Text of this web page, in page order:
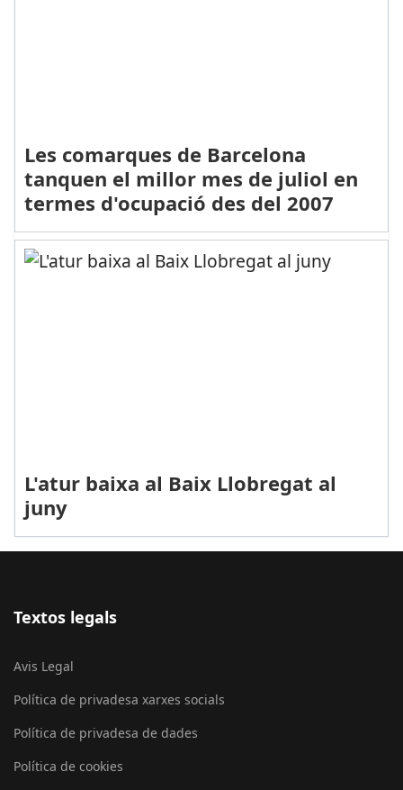
Les comarques de Barcelona
tanquen el millor mes de juliol en
termes d'ocupació des del 2007
L'atur baixa al Baix Llobregat al
juny
Textos legals
Avis Legal
Política de privadesa xarxes socials
Política de privadesa de dades
Política de cookies